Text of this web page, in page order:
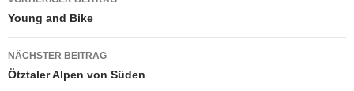
Young and Bike
NÄCHSTER BEITRAG
Ötztaler Alpen von Süden